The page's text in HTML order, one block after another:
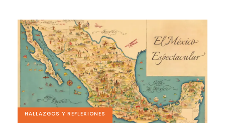
HALLAZGOS Y REFLEXIONES